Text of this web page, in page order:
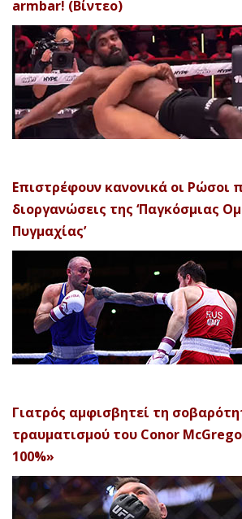
armbar! (Βίντεο)
Επιστρέφουν κανονικά οι Ρώσοι
διοργανώσεις της ‘Παγκόσμιας
Πυγμαχίας’
Γιατρός αμφισβητεί τη
τραυματισμού του Conor
100%»